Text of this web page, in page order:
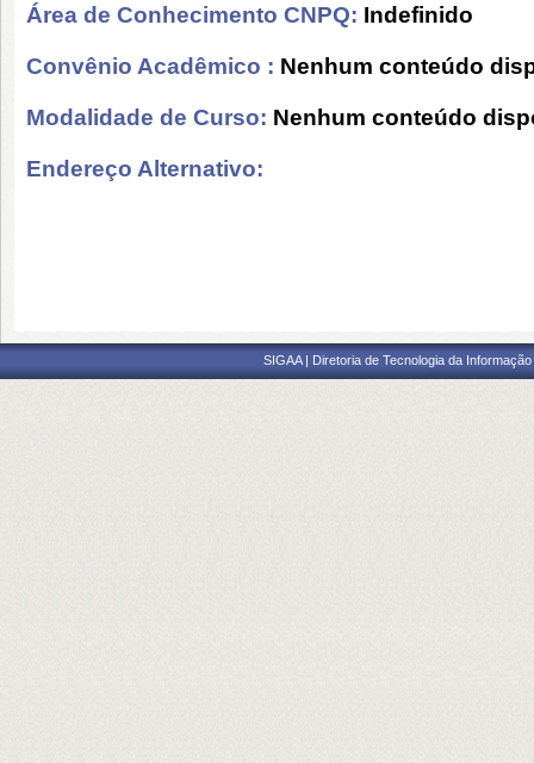
Área de Conhecimento CNPQ: Indefinido
Convênio Acadêmico : Nenhum conteúdo
Modalidade de Curso: Nenhum conteúdo
Endereço Alternativo:
SIGAA | Diretoria de Tecnologia da